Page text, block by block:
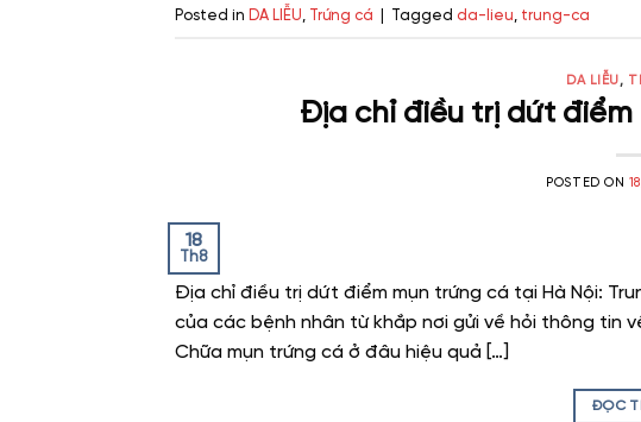
Posted in DA LIỄU, Trứng cá Tagged da-lieu, trung-ca
DA LIỄU,
Địa chỉ điều trị dứt điểm
POSTED ON
18
Th8
Địa chỉ điều trị dứt điểm mụn trứng cá tại Hà Nội:
của các bệnh nhân từ khắp nơi gửi về hỏi thông tin
Chữa mụn trứng cá ở đâu hiệu quả […]
ĐỌC